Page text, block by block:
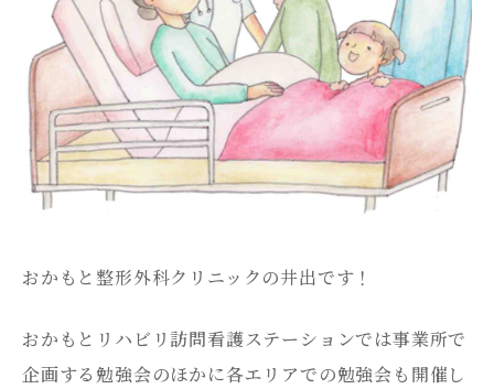
おかもと整形外科クリニックの井出です！
おかもとリハビリ訪問看護ステーションでは事業所で
企画する勉強会のほかに各エリアでの勉強会も開催し